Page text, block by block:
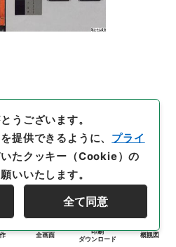
全画面
印刷
ダウンロード
概観図
うございます。
提供できるように、 プライ
たクッキー（Cookie）の
いいたします。
全て同意